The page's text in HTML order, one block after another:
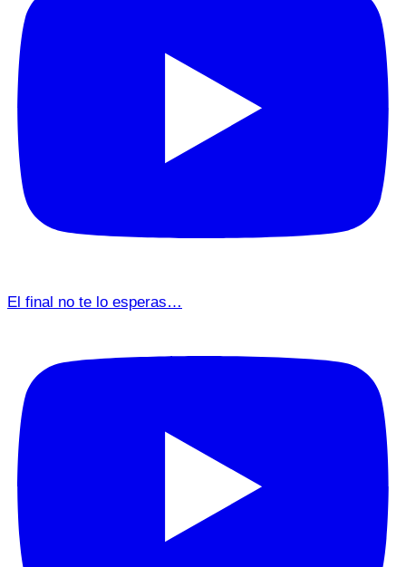
El final no te lo esperas…